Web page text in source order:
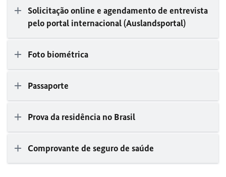
Solicitação online e agendamento de entrevista
pelo portal internacional (Auslandsportal)
Foto biométrica
Passaporte
Prova da residência no Brasil
Comprovante de seguro de saúde